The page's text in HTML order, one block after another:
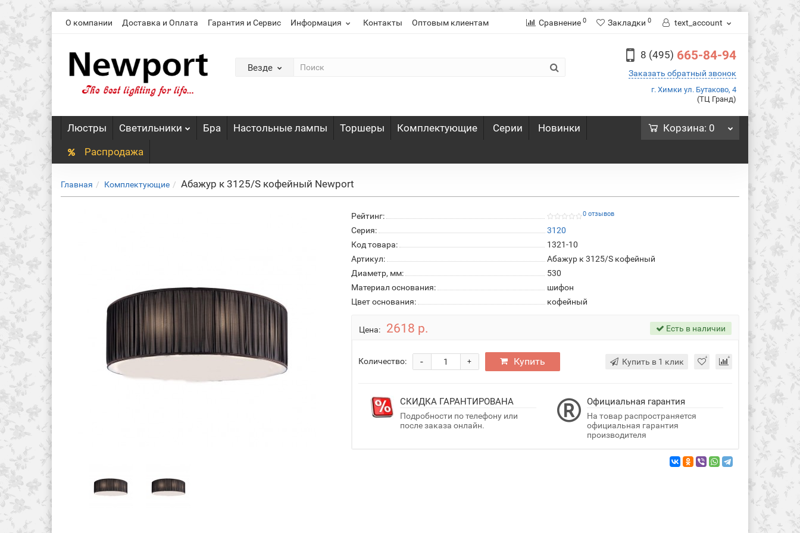
О компании Доставка и Оплата Гарантия и Сервис Информация Контакты Оптовым клиентам Сравнение 0 Закладки 0 text_account
Везде
8 (495) 665-84-94
Заказать обратный звонок
г. Химки ул. Бутаково, 4
(ТЦ Гранд)
Люстры Светильники Бра Настольные лампы Торшеры Комплектующие Серии
Новинки
Распродажа
Корзина: 0
Главная Комплектующие Абажур к 3125/S кофейный Newport
Рейтинг: 0 отзывов
Серия:
3120
Код товара:
1321-10
Артикул:
Абажур к 3125/S кофейный
Диаметр, мм:
530
Материал основания:
шифон
Цвет основания:
кофейный
Цена: 2618 р. Есть в наличии
Количество: +
- Купить Купить в 1 клик
СКИДКА ГАРАНТИРОВАНА
Подробности по телефону или
после заказа онлайн.
Официальная гарантия
На товар распространяется
официальная гарантия
производителя